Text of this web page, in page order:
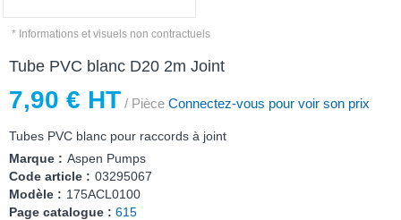
* Informations et visuels non contractuels
Tube PVC blanc D20 2m Joint
7,90 € HT / Pièce Connectez-vous pour voir son prix
Tubes PVC blanc pour raccords à joint
Marque : Aspen Pumps
Code article : 03295067
Modèle : 175ACL0100
Page catalogue : 615